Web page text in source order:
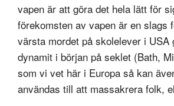
vapen är att göra det hela lätt för
förekomsten av vapen är en slags
värsta mordet på skolelever i USA
dynamit i början på seklet (Bath,
som vi vet här i Europa så kan
användas till att massakrera folk,